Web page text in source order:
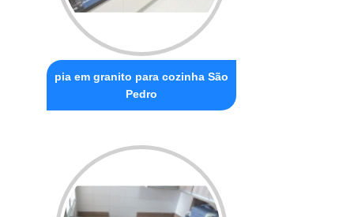
pia em granito para cozinha São
Pedro